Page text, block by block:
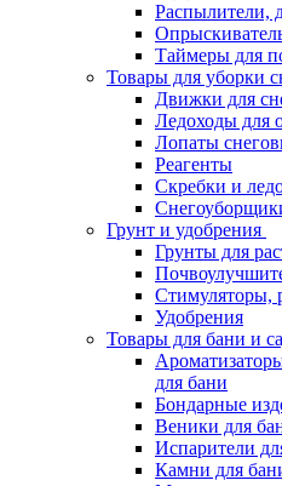
Распылители,
Таймеры для
Товары для уборки
Движки для
Ледоходы для
Лопаты
Реагенты
Скребки и
Грунт и удобрения
Грунты для
Стимуляторы,
Удобрения
Товары для бани и
для бани
Бондарные
Веники для
Испарители
Камни для